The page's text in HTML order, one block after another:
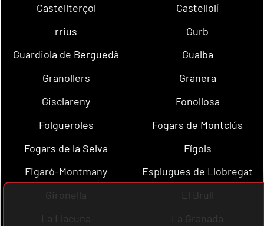
Castellterçol
Castellolí
rrius
Gurb
Guardiola de Berguedà
Gualba
Granollers
Granera
Gisclareny
Fonollosa
Folgueroles
Fogars de Montclús
Fogars de la Selva
Fígols
Figaró-Montmany
Esplugues de Llobregat
Gironella
El Brull
La Llacuna
La Granada